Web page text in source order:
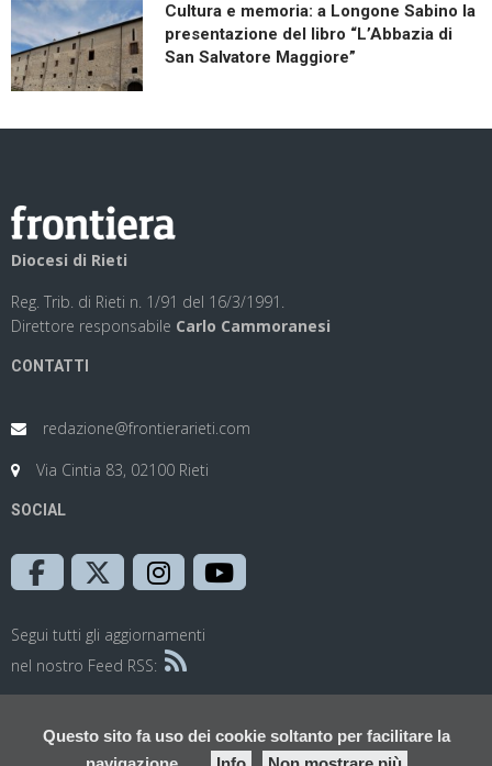
Questo sito fa uso dei cookie soltanto per facilitare la
Cultura e memoria: a Longone Sabino la
presentazione del libro “L’Abbazia di
San Salvatore Maggiore”
Diocesi di Rieti
Reg. Trib. di Rieti n. 1/91 del 16/3/1991.
Direttore responsabile Carlo Cammoranesi
CONTATTI
redazione@frontierarieti.com
Via Cintia 83, 02100 Rieti
SOCIAL
Segui tutti gli aggiornamenti
nel nostro Feed RSS: